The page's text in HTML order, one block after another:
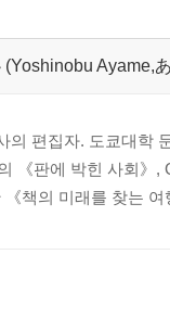
(Yoshinobu Ayame,
의 편집자. 도쿄대학
《판에 박힌 사회》
책의 미래를 찾는